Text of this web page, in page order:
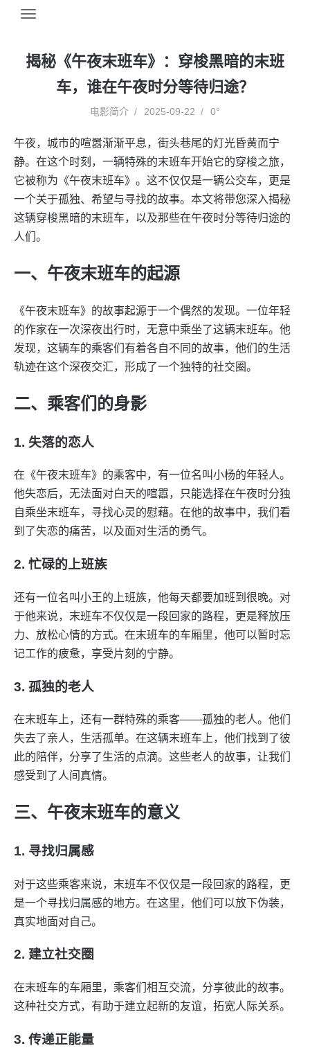
揭秘《午夜末班车》：穿梭黑暗的末班
车，谁在午夜时分等待归途？
电影简介 2025-09-22 0°
午夜，城市的喧嚣渐渐平息，街头巷尾的灯光昏黄而宁
静。在这个时刻，一辆特殊的末班车开始它的穿梭之旅，
它被称为《午夜末班车》。这不仅仅是一辆公交车，更是
一个关于孤独、希望与寻找的故事。本文将带您深入揭秘
这辆穿梭黑暗的末班车，以及那些在午夜时分等待归途的
人们。
一、午夜末班车的起源
《午夜末班车》的故事起源于一个偶然的发现。一位年轻
的作家在一次深夜出行时，无意中乘坐了这辆末班车。他
发现，这辆车的乘客们有着各自不同的故事，他们的生活
轨迹在这个深夜交汇，形成了一个独特的社交圈。
二、乘客们的身影
1. 失落的恋人
在《午夜末班车》的乘客中，有一位名叫小杨的年轻人。
他失恋后，无法面对白天的喧嚣，只能选择在午夜时分独
自乘坐末班车，寻找心灵的慰藉。在他的故事中，我们看
到了失恋的痛苦，以及面对生活的勇气。
2. 忙碌的上班族
还有一位名叫小王的上班族，他每天都要加班到很晚。对
于他来说，末班车不仅仅是一段回家的路程，更是释放压
力、放松心情的方式。在末班车的车厢里，他可以暂时忘
记工作的疲惫，享受片刻的宁静。
3. 孤独的老人
在末班车上，还有一群特殊的乘客——孤独的老人。他们
失去了亲人，生活孤单。在这辆末班车上，他们找到了彼
此的陪伴，分享了生活的点滴。这些老人的故事，让我们
感受到了人间真情。
三、午夜末班车的意义
1. 寻找归属感
对于这些乘客来说，末班车不仅仅是一段回家的路程，更
是一个寻找归属感的地方。在这里，他们可以放下伪装，
真实地面对自己。
2. 建立社交圈
在末班车的车厢里，乘客们相互交流，分享彼此的故事。
这种社交方式，有助于建立起新的友谊，拓宽人际关系。
3. 传递正能量